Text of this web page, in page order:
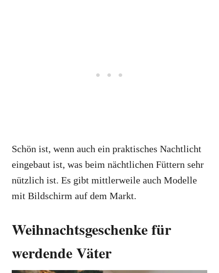
Schön ist, wenn auch ein praktisches Nachtlicht
eingebaut ist, was beim nächtlichen Füttern sehr
nützlich ist. Es gibt mittlerweile auch Modelle
mit Bildschirm auf dem Markt.
Weihnachtsgeschenke für
werdende Väter